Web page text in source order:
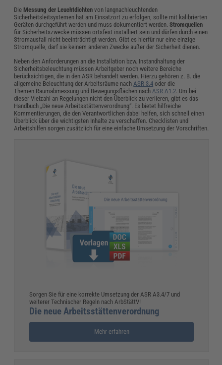
Die Messung der Leuchtdichten von langnachleuchtenden
Sicherheitsleitsystemen hat am Einsatzort zu erfolgen, sollte mit kalibrierten
Geräten durchgeführt werden und muss dokumentiert werden.Stromquellen
für Sicherheitszwecke müssen ortsfest installiert sein und dürfen durch einen
Stromausfall nicht beeinträchtigt werden. Gibt es hierfür nur eine einzige
Stromquelle, darf sie keinem anderen Zwecke außer der Sicherheit dienen.
Neben den Anforderungen an die Installation bzw. Instandhaltung der
Sicherheitsbeleuchtung müssen Arbeitgeber noch weitere Bereiche
berücksichtigen, die in den ASR behandelt werden. Hierzu gehören z. B. die
allgemeine Beleuchtung der Arbeitsräume nachASR 3.4 oder die
Themen Raumabmessung und Bewegungsflächen nachASR A1.2. Um bei
dieser Vielzahl an Regelungen nicht den Überblick zu verlieren, gibt es das
Handbuch „Die neue Arbeitsstättenverordnung“. Es bietet hilfreiche
Kommentierungen, die den Verantwortlichen dabei helfen, sich schnell einen
Überblick über die wichtigsten Inhalte zu verschaffen. Checklisten und
Arbeitshilfen sorgen zusätzlich für eine einfache Umsetzung der Vorschriften.
Sorgen Sie für eine korrekte Umsetzung der ASR A3.4/7 und
weiterer Technischer Regeln nach ArbStättV!
Die neue Arbeitsstättenverordnung
Mehr erfahren